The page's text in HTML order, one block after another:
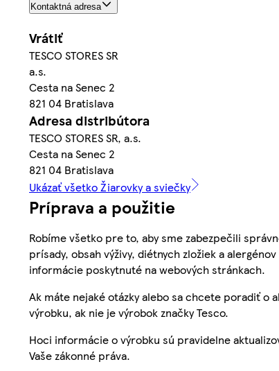
Kontaktná adresa
Vrátiť
TESCO STORES SR
a.s.
Cesta na Senec 2
821 04 Bratislava
Adresa distribútora
TESCO STORES SR, a.s.
Cesta na Senec 2
821 04 Bratislava
Ukázať všetko Žiarovky a sviečky
Príprava a použitie
Robíme všetko pre to, aby sme zabezpečili
prísady, obsah výživy, diétnych zložiek a
informácie poskytnuté na webových stránkach.
Ak máte nejaké otázky alebo sa chcete poradiť o
výrobku, ak nie je výrobok značky Tesco.
Hoci informácie o výrobku sú pravidelne
Vaše zákonné práva.